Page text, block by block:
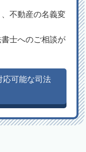
不動産の名義変
士へのご相談が
応可能な司法